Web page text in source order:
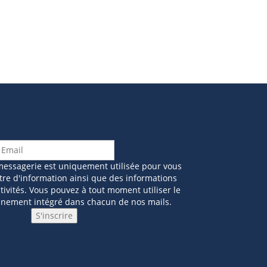
est uniquement utilisée pour vous
d'information ainsi que des informations
Vous pouvez à tout moment utiliser le
intégré dans chacun de nos mails.